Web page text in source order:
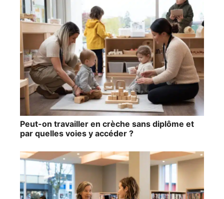
Peut-on travailler en crèche sans diplôme et
par quelles voies y accéder ?